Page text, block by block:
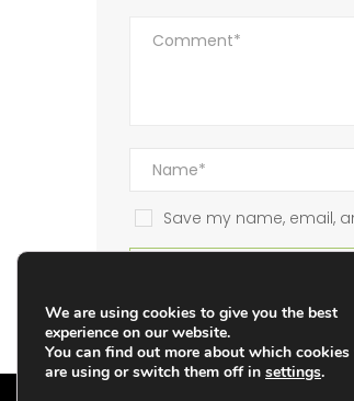
Save my name, email,
We are using cookies to give you the best
experience on our website.
You can find out more about which cookies
are using or switch them off in settings.